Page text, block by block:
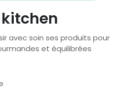
kitchen
avec soin ses produits pour
et équilibrées